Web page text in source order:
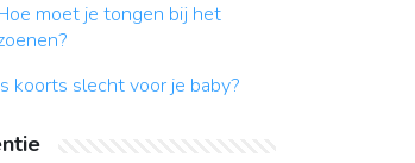
moet je tongen bij het
koorts slecht voor je baby?